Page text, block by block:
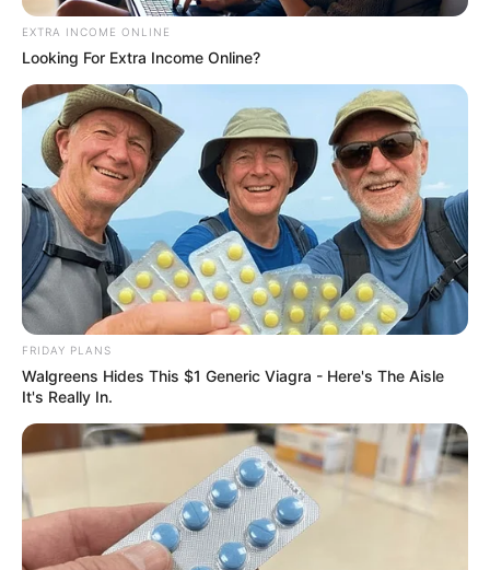
EXTRA INCOME ONLINE
Looking For Extra Income Online?
FRIDAY PLANS
Walgreens Hides This $1 Generic Viagra - Here's The Aisle
It's Really In.